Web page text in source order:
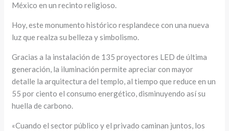
México en un recinto religioso.
Hoy, este monumento histórico resplandece con una nueva
luz que realza su belleza y simbolismo.
Gracias a la instalación de 135 proyectores LED de última
generación, la iluminación permite apreciar con mayor
detalle la arquitectura del templo, al tiempo que reduce en un
55 por ciento el consumo energético, disminuyendo así su
huella de carbono.
«Cuando el sector público y el privado caminan juntos, los